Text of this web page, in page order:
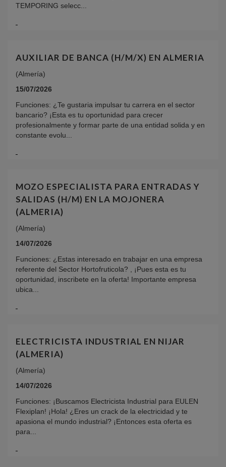
TEMPORING selecc...
AUXILIAR DE BANCA (H/M/X) EN ALMERIA
(Almería)
15/07/2026
Funciones: ¿Te gustaria impulsar tu carrera en el sector
bancario? ¡Esta es tu oportunidad para crecer
profesionalmente y formar parte de una entidad solida y en
constante evolu...
MOZO ESPECIALISTA PARA ENTRADAS Y
SALIDAS (H/M) EN LA MOJONERA
(ALMERIA)
(Almería)
14/07/2026
Funciones: ¿Estas interesado en trabajar en una empresa
referente del Sector Hortofruticola? , ¡Pues esta es tu
oportunidad, inscribete en la oferta! Importante empresa
ubica...
ELECTRICISTA INDUSTRIAL EN NIJAR
(ALMERIA)
(Almería)
14/07/2026
Funciones: ¡Buscamos Electricista Industrial para EULEN
Flexiplan! ¡Hola! ¿Eres un crack de la electricidad y te
apasiona el mundo industrial? ¡Entonces esta oferta es
para...